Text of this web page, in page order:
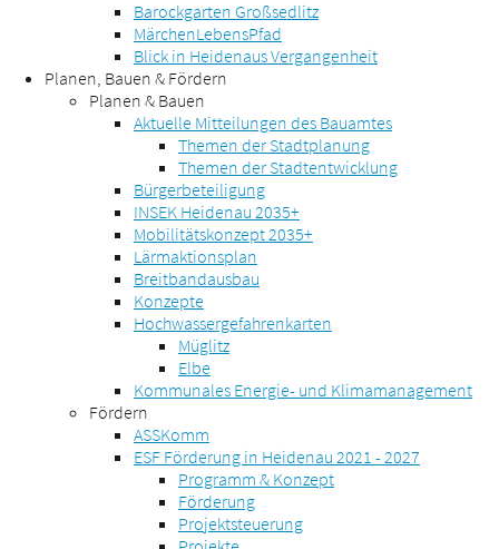
Barockgarten Großsedlitz
MärchenLebensPfad
Blick in Heidenaus Vergangenheit
Planen, Bauen & Fördern
Planen & Bauen
Aktuelle Mitteilungen des Bauamtes
Themen der Stadtplanung
Themen der Stadtentwicklung
Bürgerbeteiligung
INSEK Heidenau 2035+
Mobilitätskonzept 2035+
Lärmaktionsplan
Breitbandausbau
Konzepte
Hochwassergefahrenkarten
Müglitz
Elbe
Kommunales Energie- und Klimamanagement
Fördern
ASSKomm
ESF Förderung in Heidenau 2021 - 2027
Programm & Konzept
Förderung
Projektsteuerung